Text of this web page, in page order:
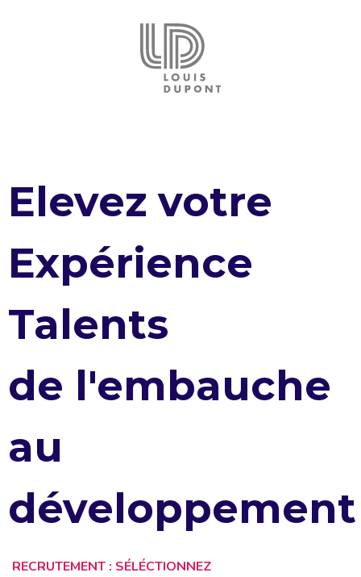
Elevez votre
Expérience
Talents
de l'embauche
au
développement
RECRUTEMENT : SÉLÉCTIONNEZ